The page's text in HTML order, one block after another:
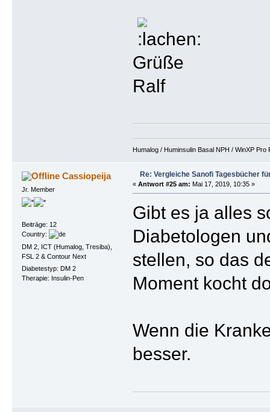
Grüße
Ralf
Humalog / Huminsulin Basal NPH / WinXP
Cassiopeija
Jr. Member
Beiträge: 12
Country:
DM 2, ICT (Humalog, Tresiba),
FSL 2 & Contour Next
Diabetestyp: DM 2
Therapie: Insulin-Pen
Re: Vergleiche Sanofi Tagesbücher
« Antwort #25 am: Mai 17, 2019, 10:35 »
Gibt es ja alles
Diabetologen
stellen, so das
Moment kocht
Wenn die
besser.